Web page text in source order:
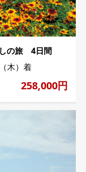
の旅 4日間
木）着
258,000円